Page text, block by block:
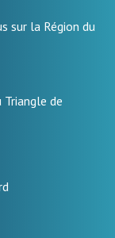
sur la Région du
de